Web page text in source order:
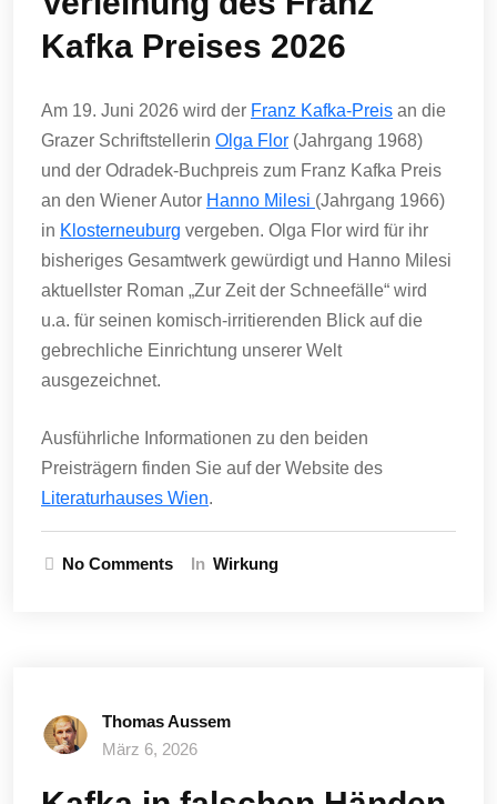
Kafka Preises 2026
Am 19. Juni 2026 wird der Franz Kafka-Preis an die
Grazer Schriftstellerin Olga Flor (Jahrgang 1968)
und der Odradek-Buchpreis zum Franz Kafka Preis
an den Wiener Autor Hanno Milesi (Jahrgang 1966)
in Klosterneuburg vergeben. Olga Flor wird für ihr
bisheriges Gesamtwerk gewürdigt und Hanno Milesi
aktuellster Roman „Zur Zeit der Schneefälle“ wird
u.a. für seinen komisch-irritierenden Blick auf die
gebrechliche Einrichtung unserer Welt
ausgezeichnet.
Ausführliche Informationen zu den beiden
Preisträgern finden Sie auf der Website des
Literaturhauses Wien.
No Comments In Wirkung
Thomas Aussem
März 6, 2026